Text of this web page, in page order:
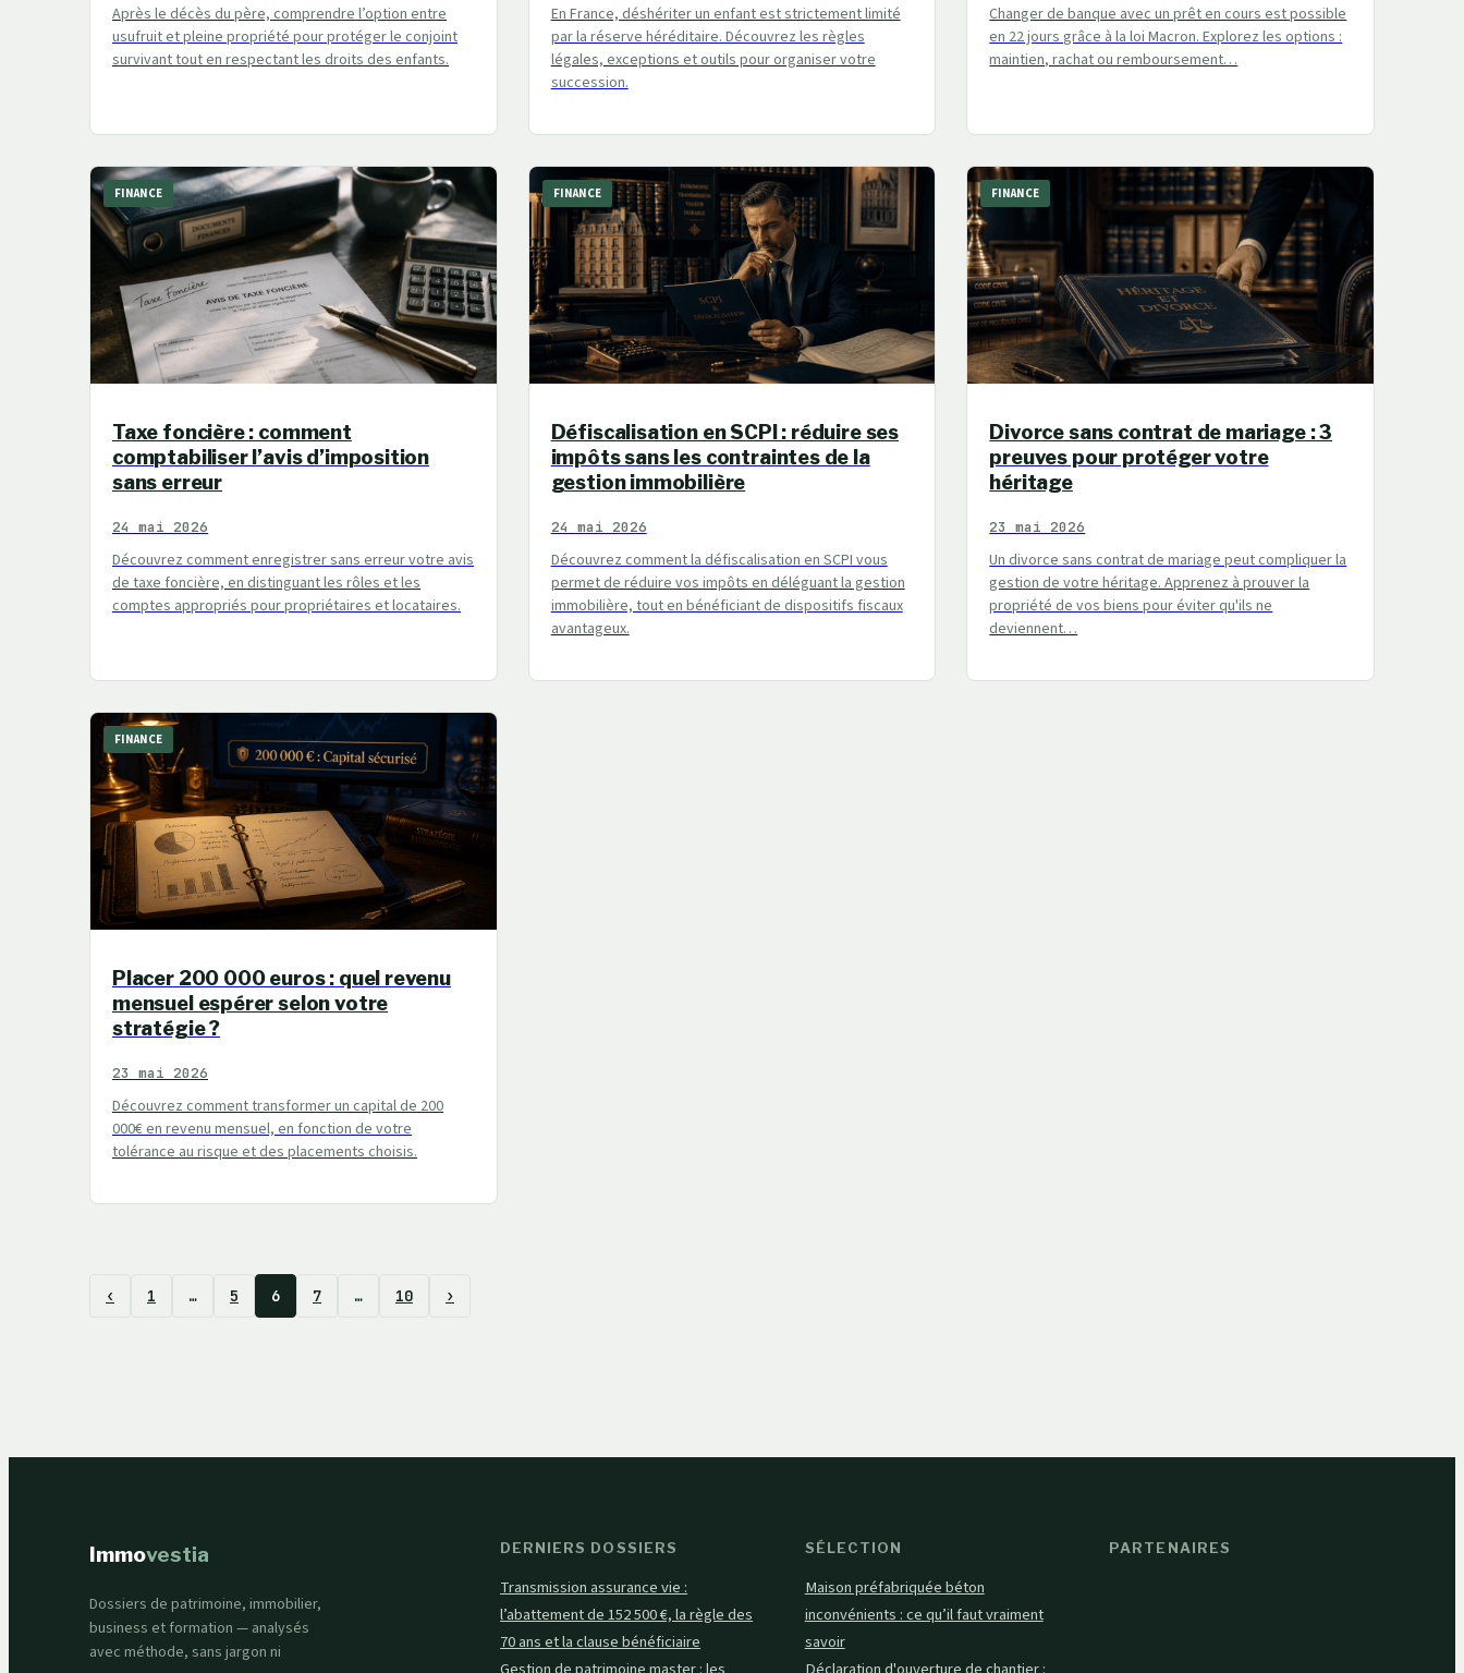
Après le décès du père, comprendre l’option entre
usufruit et pleine propriété pour protéger le conjoint
survivant tout en respectant les droits des enfants.
En France, déshériter un enfant est strictement limité
par la réserve héréditaire. Découvrez les règles
légales, exceptions et outils pour organiser votre
succession.
Changer de banque avec un prêt en cours est possible
en 22 jours grâce à la loi Macron. Explorez les options :
maintien, rachat ou remboursement…
FINANCE
Taxe foncière : comment
comptabiliser l’avis d’imposition
sans erreur
24 mai 2026
Découvrez comment enregistrer sans erreur votre avis
de taxe foncière, en distinguant les rôles et les
comptes appropriés pour propriétaires et locataires.
FINANCE
Défiscalisation en SCPI : réduire ses
impôts sans les contraintes de la
gestion immobilière
24 mai 2026
Découvrez comment la défiscalisation en SCPI vous
permet de réduire vos impôts en déléguant la gestion
immobilière, tout en bénéficiant de dispositifs fiscaux
avantageux.
FINANCE
Divorce sans contrat de mariage : 3
preuves pour protéger votre
héritage
23 mai 2026
Un divorce sans contrat de mariage peut compliquer la
gestion de votre héritage. Apprenez à prouver la
propriété de vos biens pour éviter qu'ils ne
deviennent…
FINANCE
Placer 200 000 euros : quel revenu
mensuel espérer selon votre
stratégie ?
23 mai 2026
Découvrez comment transformer un capital de 200
000€ en revenu mensuel, en fonction de votre
tolérance au risque et des placements choisis.
‹ 1 … 5 6 7 … 10 ›
Immovestia
Dossiers de patrimoine, immobilier,
business et formation — analysés
avec méthode, sans jargon ni
DERNIERS DOSSIERS
Transmission assurance vie :
l’abattement de 152 500 €, la règle des
70 ans et la clause bénéficiaire
SÉLECTION
Maison préfabriquée béton
inconvénients : ce qu’il faut vraiment
savoir
PARTENAIRES